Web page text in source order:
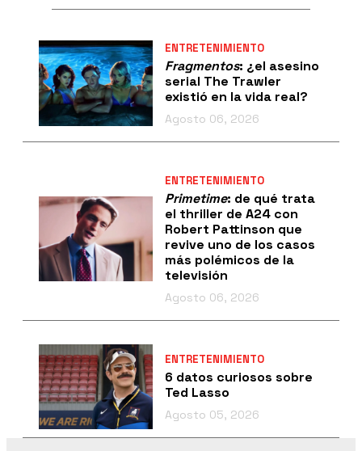
ENTRETENIMIENTO
Fragmentos: ¿el asesino
serial The Trawler
existió en la vida real?
Agosto 06, 2026
ENTRETENIMIENTO
Primetime: de qué trata
el thriller de A24 con
Robert Pattinson que
revive uno de los casos
más polémicos de la
televisión
Agosto 06, 2026
ENTRETENIMIENTO
6 datos curiosos sobre
Ted Lasso
Agosto 05, 2026